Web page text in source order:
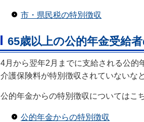
市・県民税の特別徴収
65歳以上の公的年金受給
4月から翌年2月までに支給される公的
介護保険料が特別徴収されていないな
公的年金からの特別徴収についてはこ
公的年金からの特別徴収